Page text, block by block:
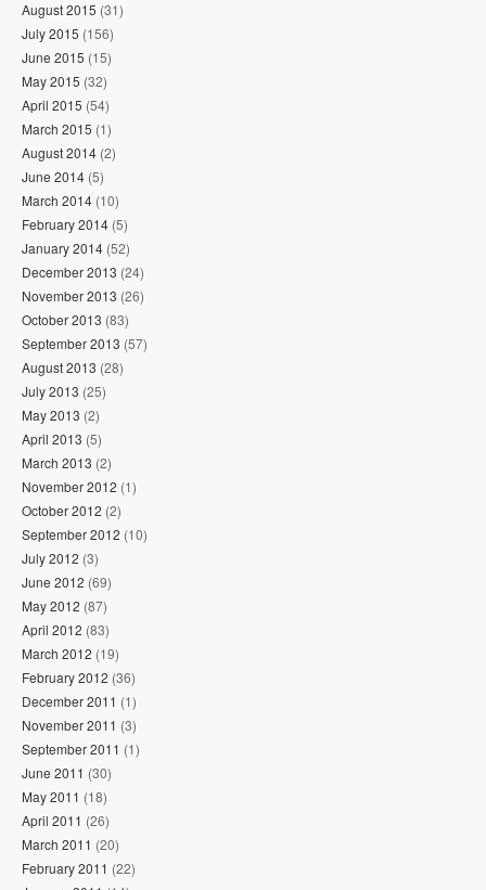
August 2015 (31)
July 2015 (156)
June 2015 (15)
May 2015 (32)
April 2015 (54)
March 2015 (1)
August 2014 (2)
June 2014 (5)
March 2014 (10)
February 2014 (5)
January 2014 (52)
December 2013 (24)
November 2013 (26)
October 2013 (83)
September 2013 (57)
August 2013 (28)
July 2013 (25)
May 2013 (2)
April 2013 (5)
March 2013 (2)
November 2012 (1)
October 2012 (2)
September 2012 (10)
July 2012 (3)
June 2012 (69)
May 2012 (87)
April 2012 (83)
March 2012 (19)
February 2012 (36)
December 2011 (1)
November 2011 (3)
September 2011 (1)
June 2011 (30)
May 2011 (18)
April 2011 (26)
March 2011 (20)
February 2011 (22)